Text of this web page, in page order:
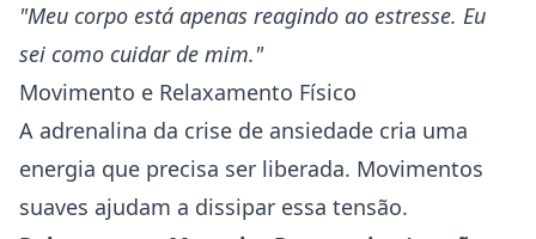
"Meu corpo está apenas reagindo ao estresse. Eu
sei como cuidar de mim."
Movimento e Relaxamento Físico
A adrenalina da crise de ansiedade cria uma
energia que precisa ser liberada. Movimentos
suaves ajudam a dissipar essa tensão.